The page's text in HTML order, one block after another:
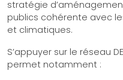
stratégie
publics cohérente avec
et climatiques.
S’appuyer sur le réseau
permet notamment :